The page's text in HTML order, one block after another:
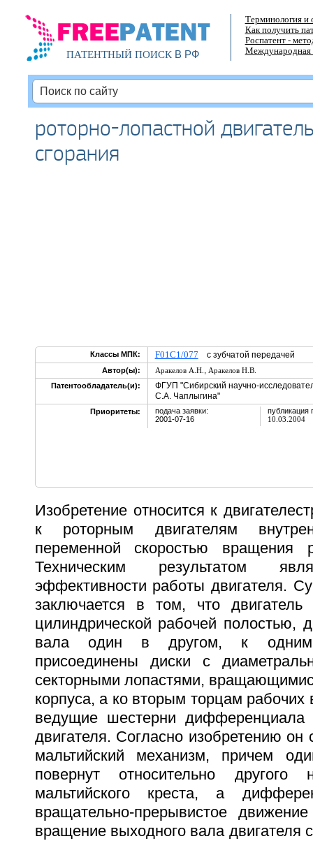
ПАТЕНТНЫЙ ПОИСКВ РФ
Терминология и
Как получить
Роспатент -
Международная
роторно-лопастной
сгорания
Классы МПК: F01C1/077 с зубчатой передачей
Автор(ы): Аракелов А.Н. , Аракелов Н.В.
Патентообладатель(и):
ФГУП "Сибирский научно-
С.А. Чаплыгина"
Приоритеты:
подача заявки:
2001-07-16
публикация
10.03.2004
Изобретение относится к
к роторным двигателям
переменной скоростью вращения
Техническим результатом
эффективности работы двигателя.
заключается в том, что
цилиндрической рабочей полостью,
вала один в другом, к одним
присоединены диски с
секторными лопастями,
корпуса, а ко вторым торцам
ведущие шестерни
двигателя. Согласно изобретению
мальтийский механизм, причем
повернут относительно
мальтийского креста, а
вращательно-прерывистое
вращение выходного вала двигателя